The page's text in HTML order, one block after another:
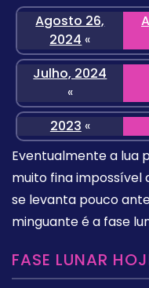
Agosto 26,
2024 «
Julho, 2024
«
2023 «
Eventualmente a lua
muito fina impossível
se levanta pouco
minguante é a fase
FASE LUNAR